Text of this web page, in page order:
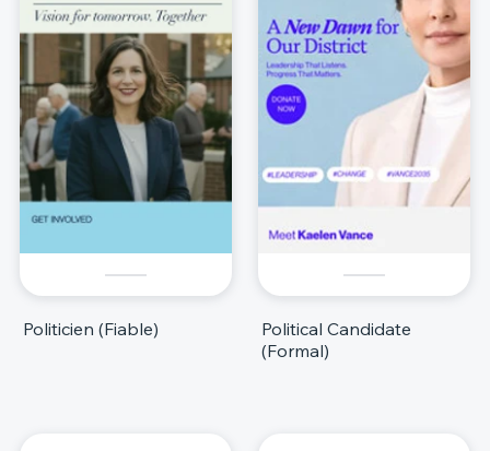
Politicien (Fiable)
Political Candidate
(Formal)